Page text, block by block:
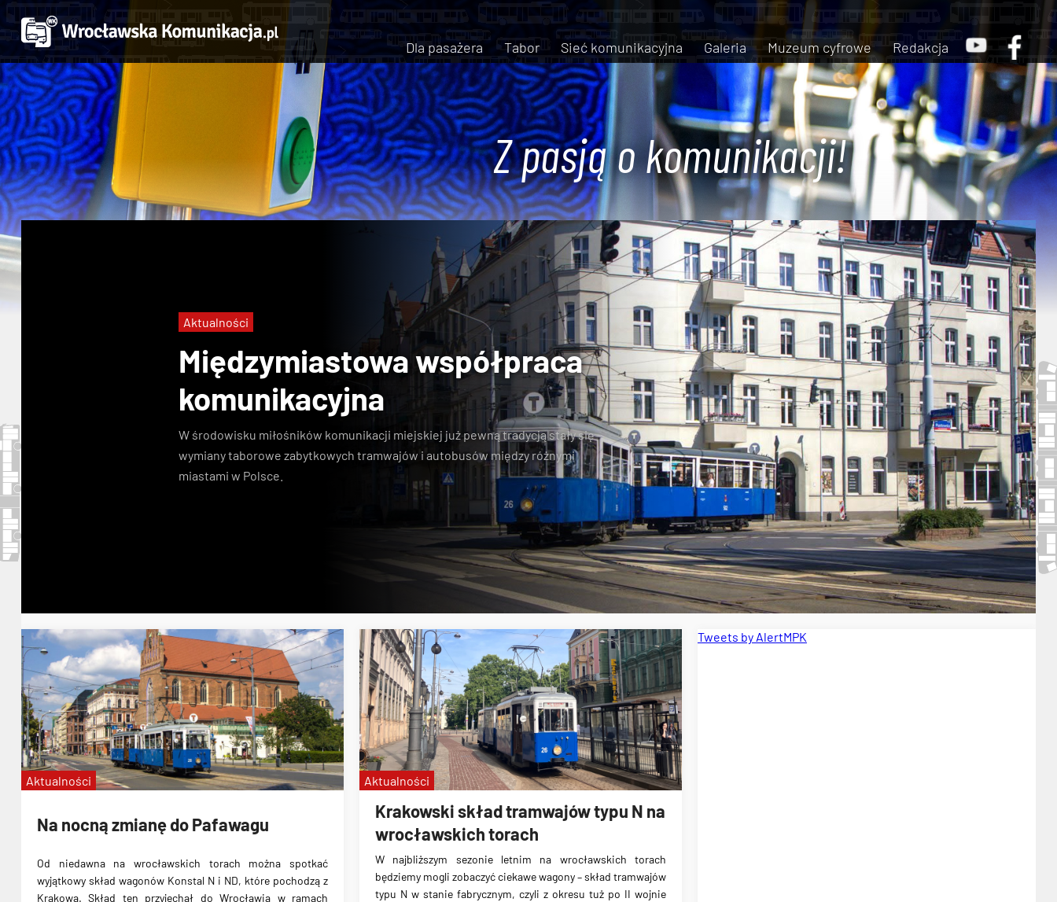
Dla pasażera Tabor Sieć komunikacyjna Galeria Muzeum cyfrowe Redakcja
Z pasją o komunikacji!
Międzymiastowa współpraca
komunikacyjna
W środowisku miłośników komunikacji miejskiej już pewną tradycją stały się
wymiany taborowe zabytkowych tramwajów i autobusów między różnymi
miastami w Polsce.
Aktualności
Konstal N zabytkowe tramwaje KSTM linie specjalne Wrocławskie Linie Turystyczne MPK Kraków
Na nocną zmianę do Pafawagu
Od niedawna na wrocławskich torach można spotkać
wyjątkowy skład wagonów Konstal N i ND, które pochodzą z
Krakowa. Skład ten przyjechał do Wrocławia w ramach
Aktualności
Krakowski skład tramwajów typu N na
wrocławskich torach
W najbliższym sezonie letnim na wrocławskich torach
będziemy mogli zobaczyć ciekawe wagony – skład tramwajów
typu N w stanie fabrycznym, czyli z okresu tuż po II wojnie
Aktualności
Tweets by AlertMPK